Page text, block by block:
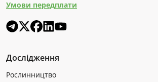
Умови передплати
Дослідження
Рослинництво